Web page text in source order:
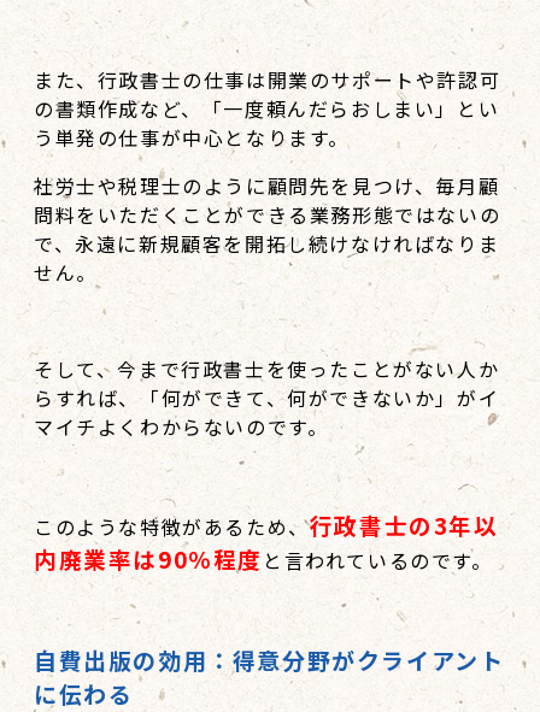
また、行政書士の仕事は開業のサポートや許認可
の書類作成など、「一度頼んだらおしまい」とい
う単発の仕事が中心となります。
社労士や税理士のように顧問先を見つけ、毎月顧
問料をいただくことができる業務形態ではないの
で、永遠に新規顧客を開拓し続けなければなりま
せん。
そして、今まで行政書士を使ったことがない人か
らすれば、「何ができて、何ができないか」がイ
マイチよくわからないのです。
このような特徴があるため、行政書士の3年以
内廃業率は90％程度 と言われているのです。
自費出版の効用：得意分野がクライアント
に伝わる